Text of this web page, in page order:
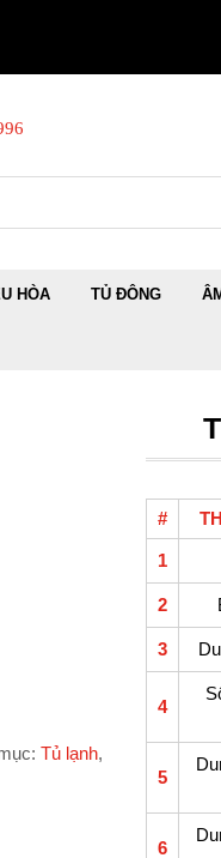
HÒA TỦ ĐÔNG
Bạc số lượng
Tủ lạnh,
#
1
2
3
4
5
6